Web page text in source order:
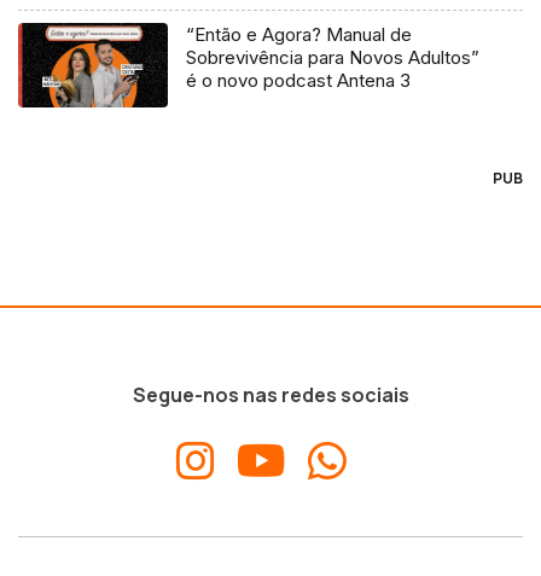
“Então e Agora? Manual de
Sobrevivência para Novos Adultos”
é o novo podcast Antena 3
PUB
Segue-nos nas redes sociais